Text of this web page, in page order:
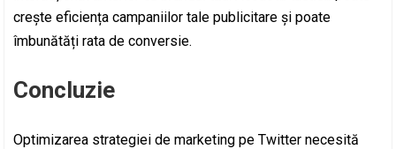
crește eficiența campaniilor tale publicitare și poate
îmbunătăți rata de conversie.
Concluzie
Optimizarea strategiei de marketing pe Twitter necesită